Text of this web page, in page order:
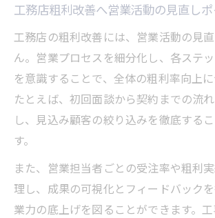
工務店粗利改善へ営業活動の見直し
工務店の粗利改善には、営業活動の見
ん。営業プロセスを細分化し、各ステ
を意識することで、全体の粗利率向上に
たとえば、初回面談から契約までの流
し、見込み顧客の絞り込みを徹底する
す。
また、営業担当者ごとの受注率や粗利
理し、成果の可視化とフィードバック
業力の底上げを図ることができます。